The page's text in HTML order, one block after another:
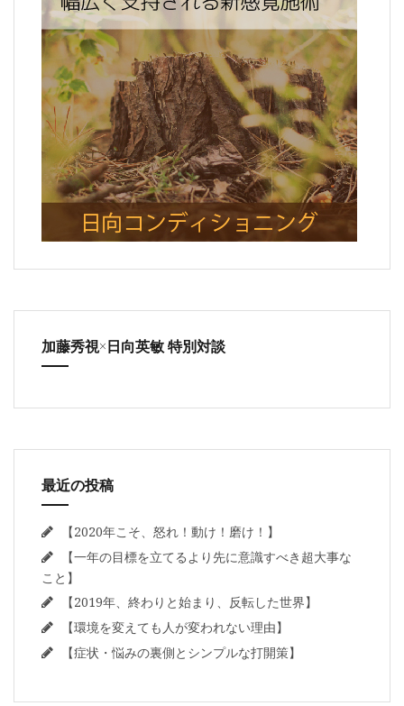
加藤秀視×日向英敏 特別対談
最近の投稿
【2020年こそ、怒れ！動け！磨け！】
【一年の目標を立てるより先に意識すべき超大事な
こと】
【2019年、終わりと始まり、反転した世界】
【環境を変えても人が変われない理由】
【症状・悩みの裏側とシンプルな打開策】